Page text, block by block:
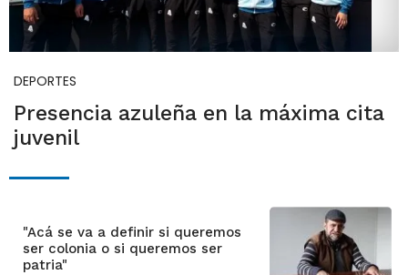
DEPORTES
Presencia azuleña en la máxima cita
juvenil
"Acá se va a definir si queremos
ser colonia o si queremos ser
patria"